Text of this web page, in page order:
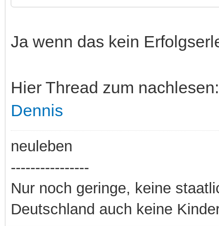
Ja wenn das kein
Hier Thread zum nachlesen:
Dennis
neuleben
----------------
Nur noch geringe, keine
Deutschland auch keine